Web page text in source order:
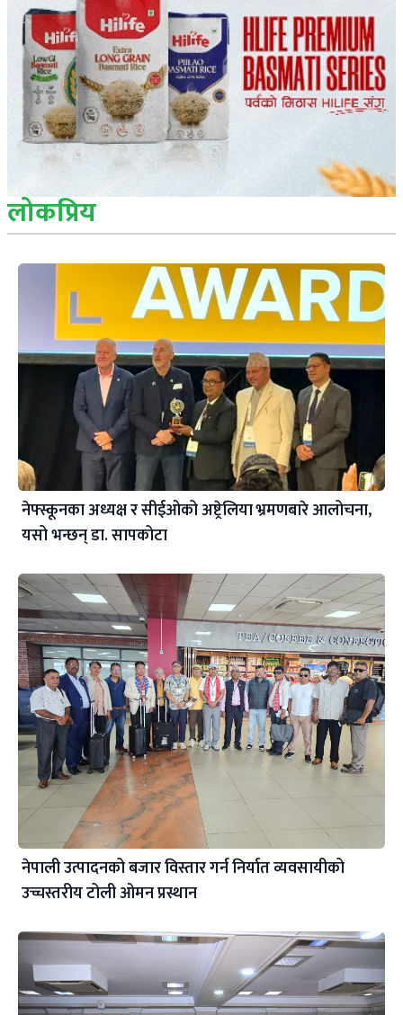
लोकप्रिय
नेफ्स्कूनका अध्यक्ष र सीईओको अष्ट्रेलिया भ्रमणबारे आलोचना,
यसो भन्छन् डा‍. सापकोटा
नेपाली उत्पादनको बजार विस्तार गर्न निर्यात व्यवसायीको
उच्चस्तरीय टोली ओमन प्रस्थान